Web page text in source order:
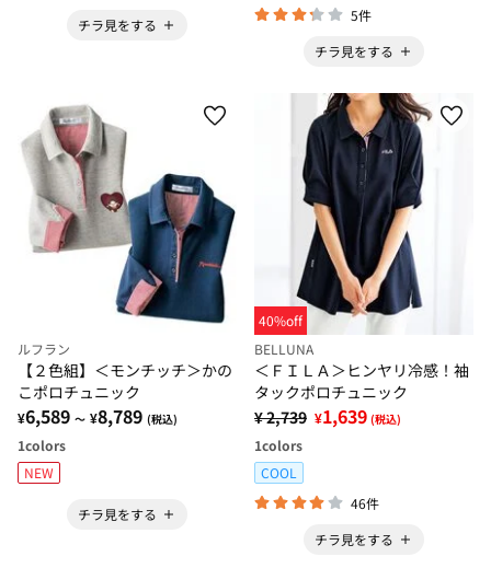
チラ見をする
5件
チラ見をする
ルフラン
【２色組】＜モンチッチ＞かの
こポロチュニック
¥6,589 ～ ¥8,789 (税込)
1colors
NEW
チラ見をする
40%off
BELLUNA
＜ＦＩＬＡ＞ヒンヤリ冷感！袖
タックポロチュニック
¥ 2,739 ¥1,639 (税込)
1colors
COOL
46件
チラ見をする